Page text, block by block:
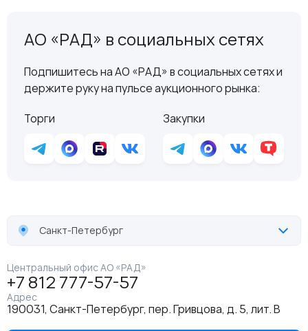
АО «РАД» в социальных сетях
Подпишитесь на АО «РАД» в социальных сетях и
держите руку на пульсе аукционного рынка:
Торги
Закупки
Санкт-Петербург
Центральный офис АО «РАД»
+7 812 777-57-57
Адрес
190031, Санкт-Петербург, пер. Гривцова, д. 5, лит. В